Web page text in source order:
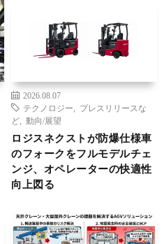
2026.08.07
テクノロジー
プレスリリースな
ど
動向/展望
ロジスネクストが防爆仕様車
のフォークをフルモデルチェ
ンジ、オペレーターの快適性
向上図る